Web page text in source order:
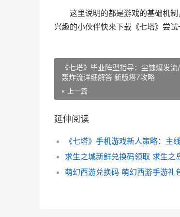
这里说明的都是游戏的基础机制
兴趣的小伙伴快来下载《七塔》尝试
《七塔》毕业阵型指导：尘蚀爆发
轰炸流详细解答 新版塔7攻略
« 上一篇
延伸阅读
求生之城新鲜兑换码领取 求生之
萌幻西游兑换码 萌幻西游手游礼